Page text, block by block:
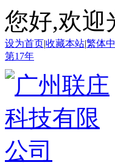
您好,欢迎
设为首页|收藏本站|繁体
第17年